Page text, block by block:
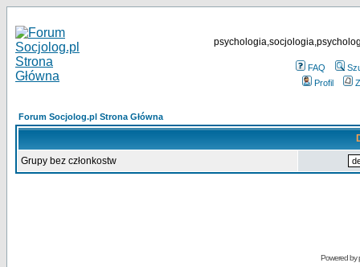
FAQ
Profil
Forum Socjolog.pl Strona Główna
Grupy bez członkostw
Powered by